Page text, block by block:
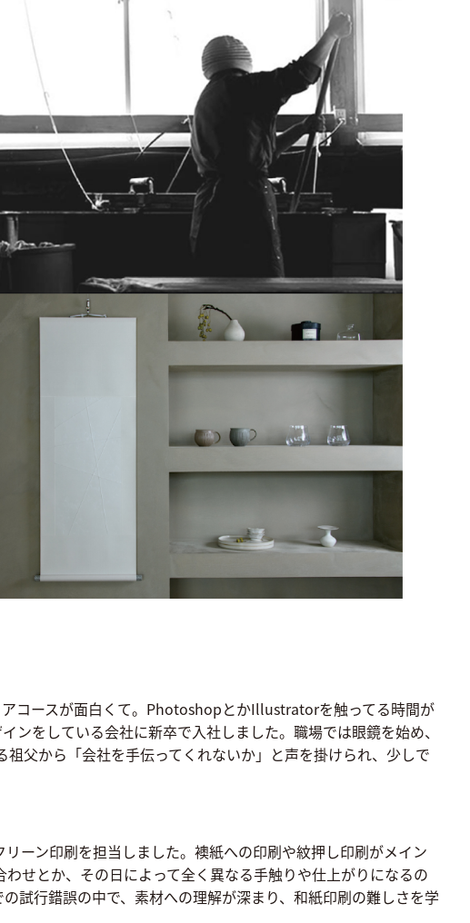
コースが面白くて。PhotoshopとかIllustratorを触ってる時間が
をしている会社に新卒で入社しました。職場では眼鏡を始め、
父から「会社を手伝ってくれないか」と声を掛けられ、少しで
ーン印刷を担当しました。襖紙への印刷や紋押し印刷がメイン
せとか、その日によって全く異なる手触りや仕上がりになるの
試行錯誤の中で、素材への理解が深まり、和紙印刷の難しさを学